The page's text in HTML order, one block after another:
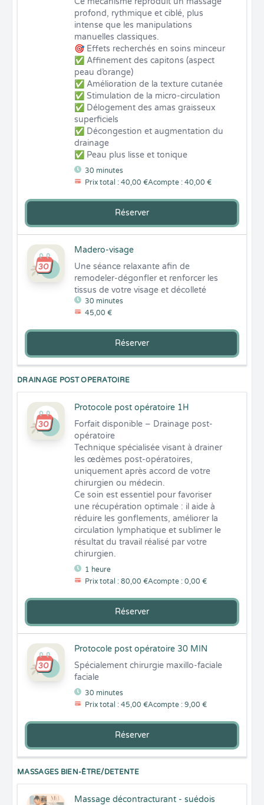
30 minutes
Prix total : 40,00 €Acompte : 40,00 €
profond, rythmique et ciblé, plus
intense que les manipulations
manuelles classiques.
🎯 Effets recherchés en soins minceur
✅ Affinement des capitons (aspect
peau d’orange)
✅ Amélioration de la texture cutanée
✅ Stimulation de la micro-circulation
✅ Délogement des amas graisseux
superficiels
✅ Décongestion et augmentation du
drainage
✅ Peau plus lisse et tonique
Réserver
Madero-visage
30 minutes
45,00 €
Une séance relaxante afin de
remodeler-dégonfler et renforcer les
tissus de votre visage et décolleté
Réserver
DRAINAGE POST OPERATOIRE
Protocole post opératoire 1H
1 heure
Prix total : 80,00 €Acompte : 0,00 €
Forfait disponible – Drainage post-
opératoire
Technique spécialisée visant à drainer
les œdèmes post-opératoires,
uniquement après accord de votre
chirurgien ou médecin.
Ce soin est essentiel pour favoriser
une récupération optimale : il aide à
réduire les gonflements, améliorer la
circulation lymphatique et sublimer le
résultat du travail réalisé par votre
chirurgien.
Réserver
Protocole post opératoire 30 MIN
30 minutes
Prix total : 45,00 €Acompte : 9,00 €
Spécialement chirurgie maxillo-faciale
faciale
Réserver
MASSAGES BIEN-ÊTRE/DETENTE
Massage décontracturant - suédois